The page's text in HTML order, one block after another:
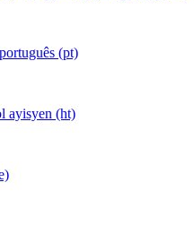
(pt)
ayisyen (ht)